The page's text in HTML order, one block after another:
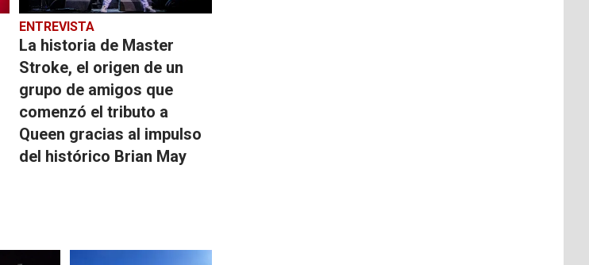
ENTREVISTA
La historia de Master
Stroke, el origen de un
grupo de amigos que
comenzó el tributo a
Queen gracias al impulso
del histórico Brian May